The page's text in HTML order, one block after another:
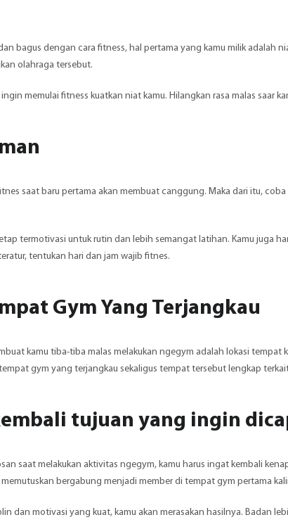
bagus dengan cara fitness, hal pertama yang kamu milik adalah
olahraga tersebut.
memulai fitness kuatkan niat kamu. Hilangkan rasa malas saar
saat baru pertama akan membuat canggung. Maka dari itu,
termotivasi untuk rutin dan lebih semangat latihan. Kamu juga
tentukan hari dan jam wajib fitnes.
Gym Yang Terjangkau
kamu tiba-tiba malas melakukan ngegym adalah lokasi
gym yang terjangkau sekaligus tempat tersebut lengkap
tujuan yang ingin
saat melakukan aktivitas ngegym, kamu harus ingat kembali
bergabung menjadi member di tempat gym pertama
dan motivasi yang kuat, kamu akan merasakan hasilnya. Badan